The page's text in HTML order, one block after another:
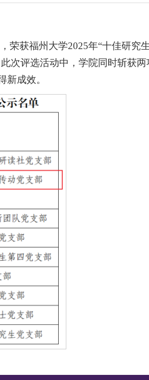
获福州大学2025年“十佳研究生
次评选活动中，学院同时斩获
新成效。